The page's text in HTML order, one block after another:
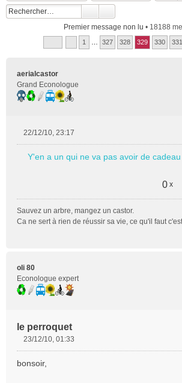
Premier message non lu • 18188
1 327 328 329 330 331
aerialcastor
Grand Econologue
22/12/10, 23:17
Y'en a un qui ne va pas avoir de
0 x
Sauvez un arbre, mangez un castor.
Ca ne sert à rien de réussir sa vie, ce qu'il faut
oli 80
Econologue expert
le perroquet
s
23/12/10, 01:33
bonsoir,